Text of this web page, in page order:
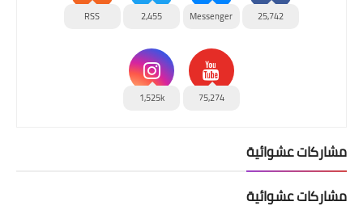
25,742
Messenger
2,455
RSS
75,274
1,525k
مشاركات عشوائية
مشاركات عشوائية